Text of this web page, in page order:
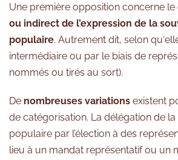
Une première opposition concerne le
ou indirect de l’expression de la
populaire. Autrement dit, selon
intermédiaire ou par le biais de
nommés ou tirés au sort).
De nombreuses variations existent
de catégorisation. La délégation de
populaire par l’élection à des
lieu à un mandat représentatif ou un